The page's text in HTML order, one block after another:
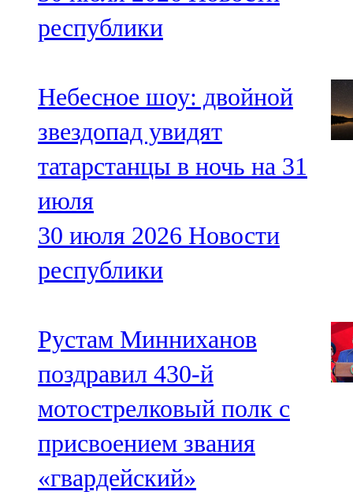
республики
Небесное шоу: двойной
звездопад увидят
татарстанцы в ночь на 31
июля
30 июля 2026 Новости
республики
Рустам Минниханов
поздравил 430-й
мотострелковый полк с
присвоением звания
«гвардейский»